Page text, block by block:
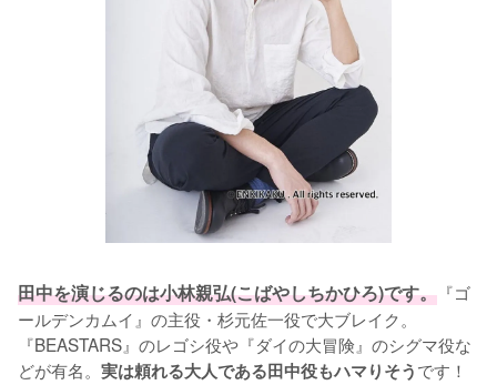
田中を演じるのは小林親弘(こばやしちかひろ)です。 『ゴ
ールデンカムイ』の主役・杉元佐一役で大ブレイク。
『BEASTARS』のレゴシ役や『ダイの大冒険』のシグマ役な
どが有名。 実は頼れる大人である田中役もハマりそうです！